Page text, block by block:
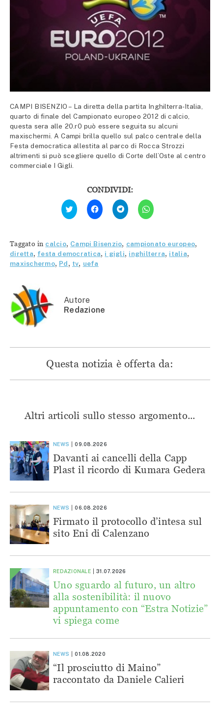
CAMPI BISENZIO – La diretta della partita Inghilterra-Italia,
quarto di finale del Campionato europeo 2012 di calcio,
questa sera alle 20.r0 può essere seguita su alcuni
maxischermi. A Campi brilla quello sul palco centrale della
Festa democratica allestita al parco di Rocca Strozzi
altrimenti si può scegliere quello di Corte dell’Oste al centro
commerciale I Gigli.
CONDIVIDI:
Fai
clic
qui
Twitter
(Si
apre
in
una
Fai
clic
per
condividere
(Si
apre
in
una
Fai
clic
per
condividere
(Si
apre
in
una
Fai
clic
per
(Si
apre
in
una
Taggato in calcio, Campi Bisenzio, campionato europeo,
diretta, festa democratica, i gigli, inghilterra, italia,
maxischermo, Pd, tv, uefa
Autore
Redazione
Questa notizia è offerta da:
Altri articoli sullo stesso argomento...
NEWS 09.08.2026
Davanti ai cancelli della Capp
Plast il ricordo di Kumara Gedera
NEWS 06.08.2026
Firmato il protocollo d’intesa sul
sito Eni di Calenzano
REDAZIONALE 31.07.2026
Uno sguardo al futuro, un altro
alla sostenibilità: il nuovo
appuntamento con “Estra Notizie”
vi spiega come
NEWS 01.08.2020
“Il prosciutto di Maino”
raccontato da Daniele Calieri